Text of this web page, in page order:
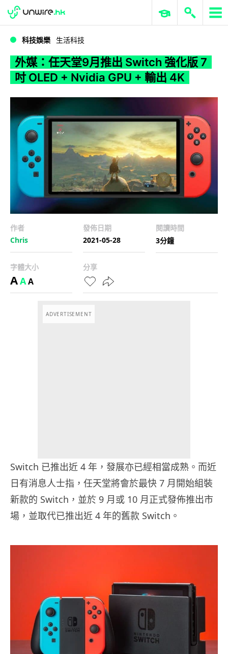
WWDC 2026 ERP 與商業 AI
科技娛樂 生活科技
外媒：任天堂9月推出 Switch 強化版 7
吋 OLED + Nvidia GPU + 輸出 4K
作者
Chris
發佈日期
2021-05-28
閱讀時間
3分鐘
字體大小
AAA
分享
ADVERTISEMENT
Switch 已推出近 4 年，發展亦已經相當成熟。而近
日有消息人士指，任天堂將會於最快 7 月開始組裝
新款的 Switch，並於 9 月或 10 月正式發佈推出市
場，並取代已推出近 4 年的舊款 Switch。